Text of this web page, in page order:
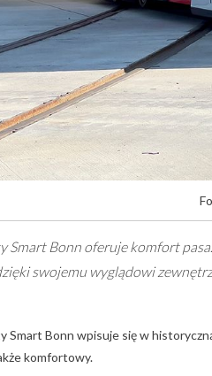
Smart Bonn oferuje komfort
swojemu wyglądowi
Smart Bonn wpisuje się w
komfortowy.